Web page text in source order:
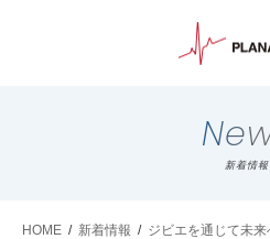
新着情報
HOME / 新着情報 / ジビエを通じて未